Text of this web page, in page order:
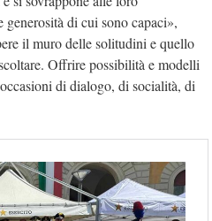
di cui sono capaci»,
il muro delle solitudini e quello
Offrire possibilità e modelli
di dialogo, di socialità, di